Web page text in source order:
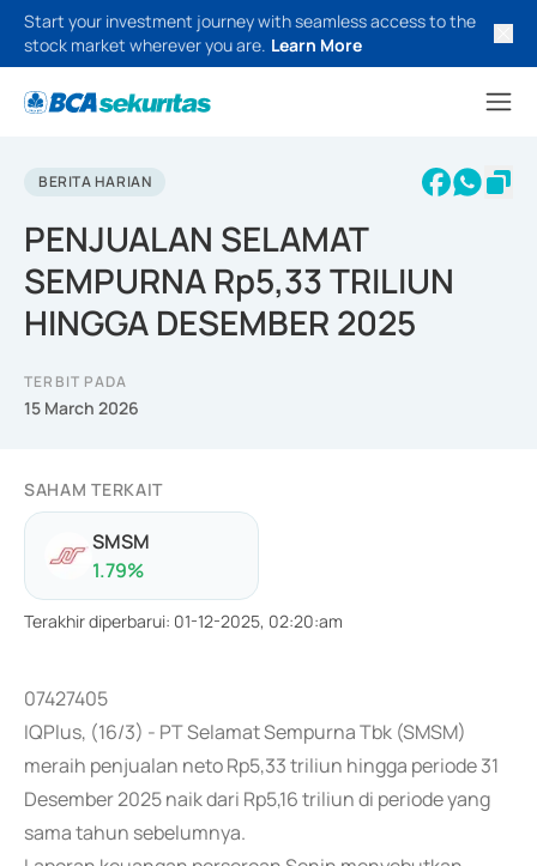
Start your investment journey with seamless access to the
stock market wherever you are. Learn More
BERITA HARIAN
PENJUALAN SELAMAT
SEMPURNA Rp5,33 TRILIUN
HINGGA DESEMBER 2025
TERBIT PADA
15 March 2026
SAHAM TERKAIT
SMSM
1.79%
Terakhir diperbarui: 01-12-2025, 02:20:am
07427405
IQPlus, (16/3) - PT Selamat Sempurna Tbk (SMSM)
meraih penjualan neto Rp5,33 triliun hingga periode 31
Desember 2025 naik dari Rp5,16 triliun di periode yang
sama tahun sebelumnya.